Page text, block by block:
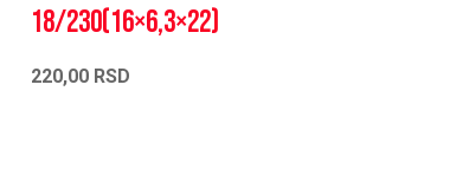
18/230(16×6,3×22)
220,00 RSD